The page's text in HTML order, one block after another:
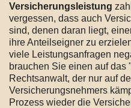
Versicherungsleistung
vergessen, dass auch
sind, denen daran liegt,
ihre Anteilseigner zu
viele Leistungsanfragen
brauchen Sie einen auf das
Rechtsanwalt, der nur auf
Versicherungsnehmers
Prozess wieder die